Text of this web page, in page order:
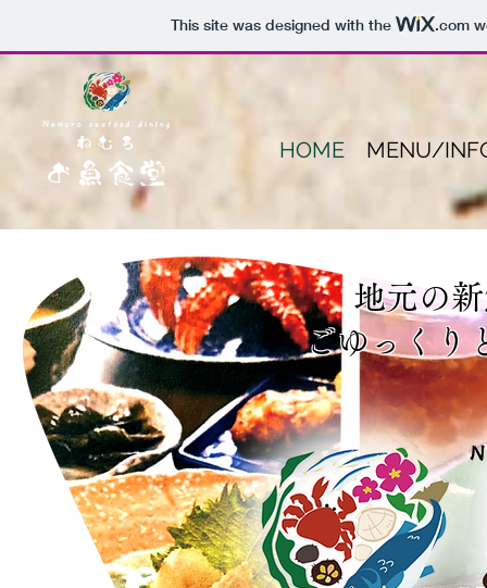
This site was designed with the .com
HOME MENU/
地元の
ごゆっくり